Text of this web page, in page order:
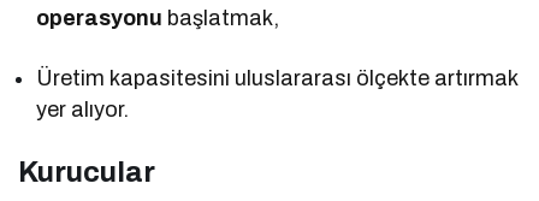
operasyonu başlatmak,
Üretim kapasitesini uluslararası ölçekte artırmak
yer alıyor.
Kurucular